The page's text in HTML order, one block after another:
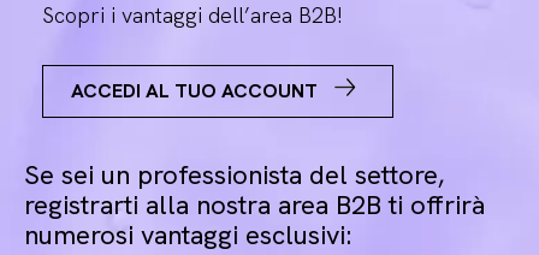
Scopri i vantaggi dell’area B2B!
ACCEDI AL TUO ACCOUNT
Se sei un professionista del settore,
registrarti alla nostra area B2B ti offrirà
numerosi vantaggi esclusivi: